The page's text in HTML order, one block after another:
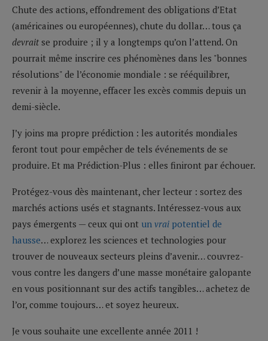
Chute des actions, effondrement des obligations d’Etat
(américaines ou européennes), chute du dollar… tous ça
devrait se produire ; il y a longtemps qu’on l’attend. On
pourrait même inscrire ces phénomènes dans les "bonnes
résolutions" de l’économie mondiale : se rééquilibrer,
revenir à la moyenne, effacer les excès commis depuis un
demi-siècle.
J’y joins ma propre prédiction : les autorités mondiales
feront tout pour empêcher de tels événements de se
produire. Et ma Prédiction-Plus : elles finiront par échouer.
Protégez-vous dès maintenant, cher lecteur : sortez des
marchés actions usés et stagnants. Intéressez-vous aux
pays émergents — ceux qui ont un vrai potentiel de
hausse… explorez les sciences et technologies pour
trouver de nouveaux secteurs pleins d’avenir… couvrez-
vous contre les dangers d’une masse monétaire galopante
en vous positionnant sur des actifs tangibles… achetez de
l’or, comme toujours… et soyez heureux.
Je vous souhaite une excellente année 2011 !